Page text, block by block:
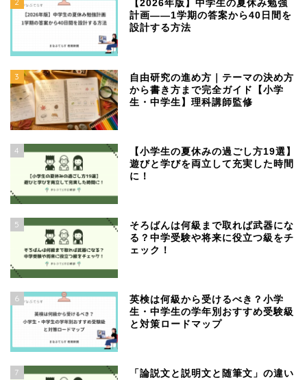
【2026年版】中学生の夏休み勉強
計画——1学期の答案から40日間を
設計する方法
3
自由研究の進め方｜テーマの決め方
から書き方まで完全ガイド【小学
生・中学生】理科講師監修
4
【小学生の夏休みの過ごし方19選】
遊びと学びを両立して充実した時間
に！
5
そろばんは何級まで取れば武器にな
る？中学受験や将来に役立つ級をチ
ェック！
6
英検は何級から受けるべき？小学
生・中学生の学年別おすすめ受験級
と対策ロードマップ
7
「論説文と説明文と随筆文」の違い